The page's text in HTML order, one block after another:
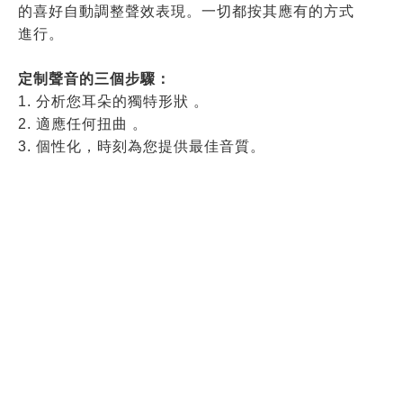
的喜好自動調整聲效表現。一切都按其應有的方式
進行。
定制聲音的三個步驟：
1. 分析您耳朵的獨特形狀 。
2. 適應任何扭曲 。
3. 個性化，時刻為您提供最佳音質。